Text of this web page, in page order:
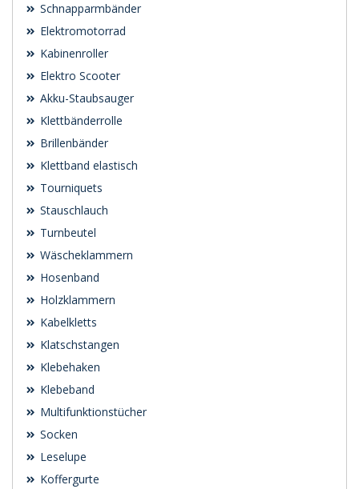
Schnapparmbänder
Elektromotorrad
Kabinenroller
Elektro Scooter
Akku-Staubsauger
Klettbänderrolle
Brillenbänder
Klettband elastisch
Tourniquets
Stauschlauch
Turnbeutel
Wäscheklammern
Hosenband
Holzklammern
Kabelkletts
Klatschstangen
Klebehaken
Klebeband
Multifunktionstücher
Socken
Leselupe
Koffergurte